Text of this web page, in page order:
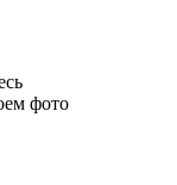
фото